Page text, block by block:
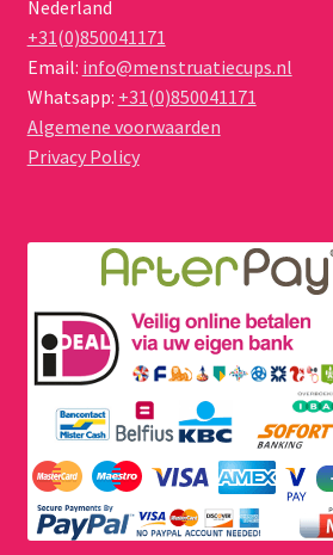
Nederland
+31(0)850041171
Email: info@menstruatiecups.nl
Whatsapp: +31(0)850041171
Algemene voorwaarden
Privacy Policy